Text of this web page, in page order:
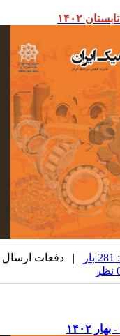
| دفعات ارسال